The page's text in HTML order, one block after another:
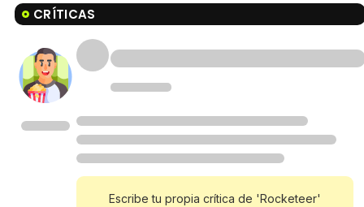
CRÍTICAS
Escribe tu propia crítica de 'Rocketeer'